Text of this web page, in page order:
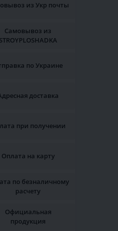
из Укр почты
Самовывоз из
STROYPLOSHADKA
по Украине
доставка
при получении
Оплата на карту
по безналичному
расчету
Официальная
продукция